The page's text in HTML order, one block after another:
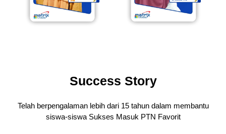
Success Story
Telah berpengalaman lebih dari 15 tahun dalam membantu
siswa-siswa Sukses Masuk PTN Favorit